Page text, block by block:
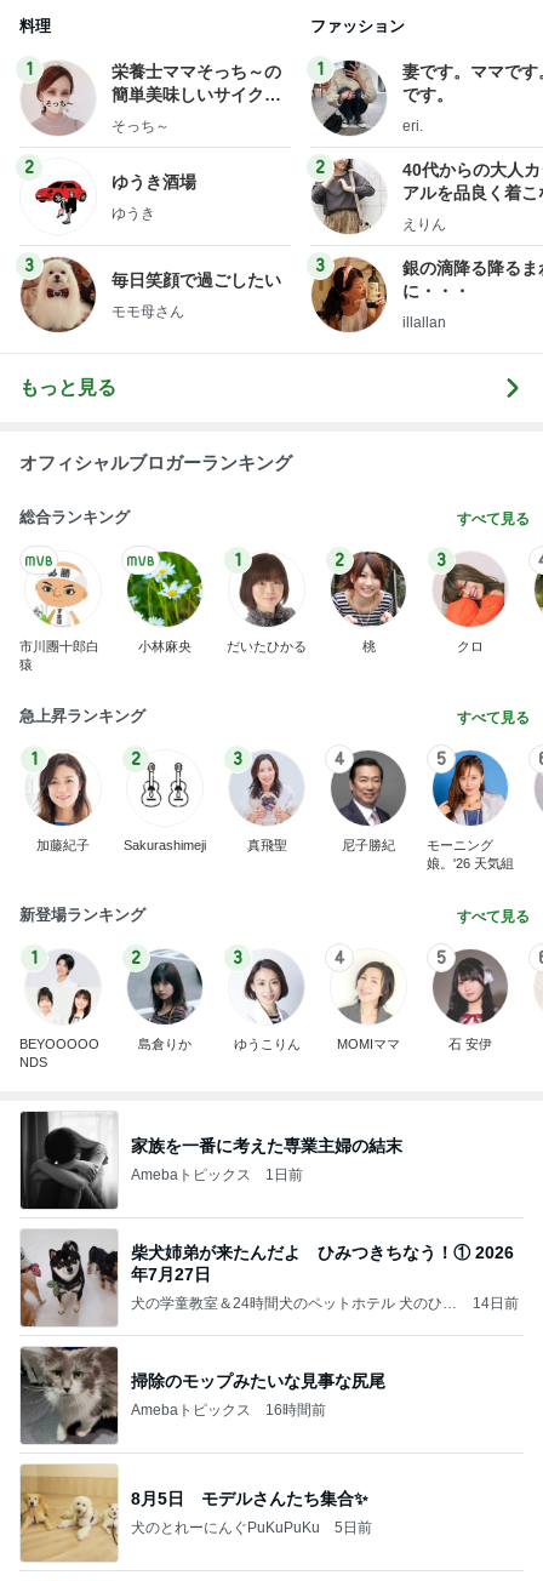
料理
1
栄養士ママそっち～の
簡単美味しいサイクル
献立
そっち～
2
ゆうき酒場
ゆうき
3
毎日笑顔で過ごしたい
モモ母さん
ファッション
1
妻です。ママです
です。
eri.
2
40代からの大人
アルを品良く着こ
ファッションブロ
えりん
3
銀の滴降る降るま
に・・・
illallan
もっと見る
オフィシャルブロガーランキング
総合ランキング すべて見る
市川團十郎白
猿
小林麻央
1
だいたひかる
2
桃
3
クロ
急上昇ランキング すべて見る
1
加藤紀子
2
Sakurashimeji
3
真飛聖
4
尼子勝紀
5
モーニング
娘。'26 天気組
新登場ランキング すべて見る
1
BEYOOOOO
NDS
2
島倉りか
3
ゆうこりん
4
MOMIママ
5
石 安伊
家族を一番に考えた専業主婦の結末
Amebaトピックス 1日前
柴犬姉弟が来たんだよ ひみつきちなう！① 2026
年7月27日
犬の学童教室＆24時間犬のペットホテル 犬のひみ
14日前
掃除のモップみたいな見事な尻尾
Amebaトピックス 16時間前
8月5日 モデルさんたち集合✨
犬のとれーにんぐPuKuPuKu 5日前